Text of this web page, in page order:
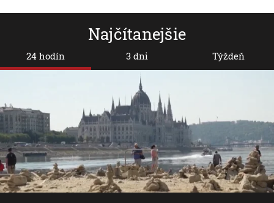
Najčítanejšie
24 hodín 3 dni Týždeň